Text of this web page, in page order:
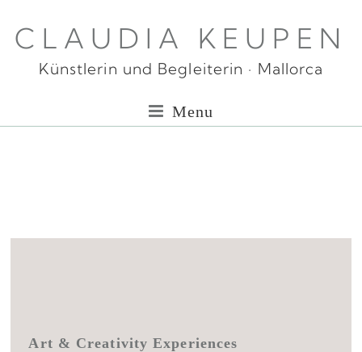
CLAUDIA KEUPEN
Künstlerin und Begleiterin · Mallorca
Menu
Art & Creativity Experiences